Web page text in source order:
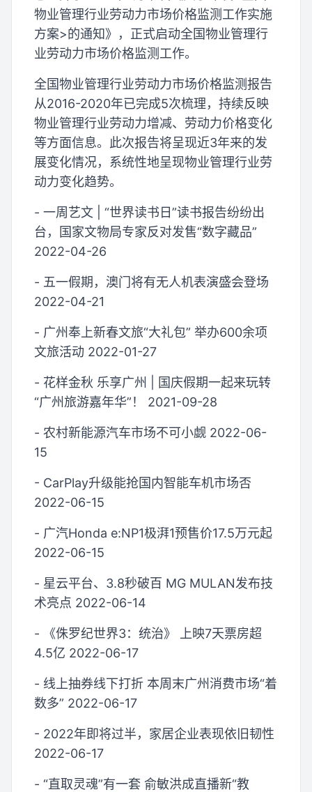
物业管理行业劳动力市场价格监测工作实施
方案>的通知》，正式启动全国物业管理行
业劳动力市场价格监测工作。
全国物业管理行业劳动力市场价格监测报告
从2016-2020年已完成5次梳理，持续反映
物业管理行业劳动力增减、劳动力价格变化
等方面信息。此次报告将呈现近3年来的发
展变化情况，系统性地呈现物业管理行业劳
动力变化趋势。
- 一周艺文 | “世界读书日”读书报告纷纷出
台，国家文物局专家反对发售“数字藏品”
2022-04-26
- 五一假期，澳门将有无人机表演盛会登场
2022-04-21
- 广州奉上新春文旅“大礼包” 举办600余项
文旅活动 2022-01-27
- 花样金秋 乐享广州 | 国庆假期一起来玩转
“广州旅游嘉年华”！ 2021-09-28
- 农村新能源汽车市场不可小觑 2022-06-
15
- CarPlay升级能抢国内智能车机市场否
2022-06-15
- 广汽Honda e:NP1极湃1预售价17.5万元起
2022-06-15
- 星云平台、3.8秒破百 MG MULAN发布技
术亮点 2022-06-14
- 《侏罗纪世界3：统治》 上映7天票房超
4.5亿 2022-06-17
- 线上抽券线下打折 本周末广州消费市场“着
数多” 2022-06-17
- 2022年即将过半，家居企业表现依旧韧性
2022-06-17
- “直取灵魂”有一套 俞敏洪成直播新“教